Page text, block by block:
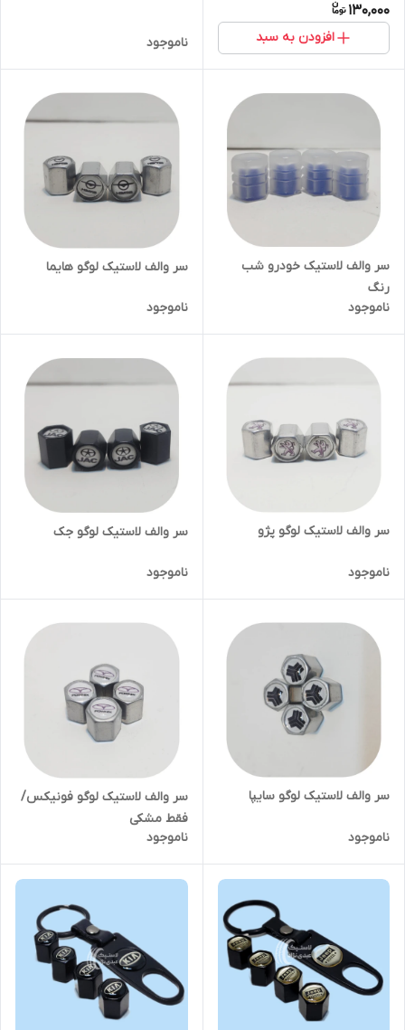
130,000
افزودن به سبد ناموجود
سر والف لاستیک خودرو شب
رنگ
ناموجود
سر والف لاستیک لوگو هایما
ناموجود
سر والف لاستیک لوگو پژو
ناموجود
سر والف لاستیک لوگو جک
ناموجود
سر والف لاستیک لوگو سایپا
ناموجود
سر والف لاستیک لوگو فونیکس/
فقط مشکی
ناموجود